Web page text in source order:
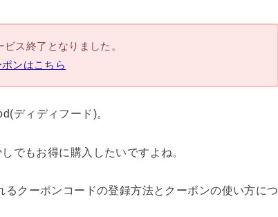
ス終了となりました。
ンはこちら
ディディフード)。
でもお得に購入したいですよね。
クーポンコードの登録方法とクーポンの使い方につ